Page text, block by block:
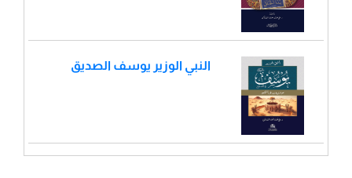
النبي الوزير يوسف الصديق